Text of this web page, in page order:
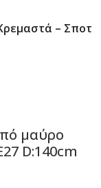
– Σποτ
μαύρο
D:140cm